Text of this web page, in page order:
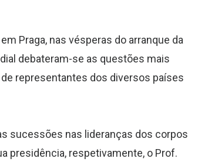
Praga, nas vésperas do arranque da
debateram-se as questões mais
representantes dos diversos países
sucessões nas lideranças dos corpos
presidência, respetivamente, o Prof.